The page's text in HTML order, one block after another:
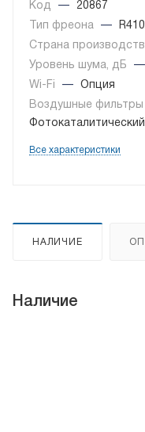
Код —
20867
Тип фреона
—
Страна
Уровень шума, дБ
—
Wi-Fi
—
Опция
Воздушные фильтры
Фотокаталитический
Все характеристики
НАЛИЧИЕ
Наличие